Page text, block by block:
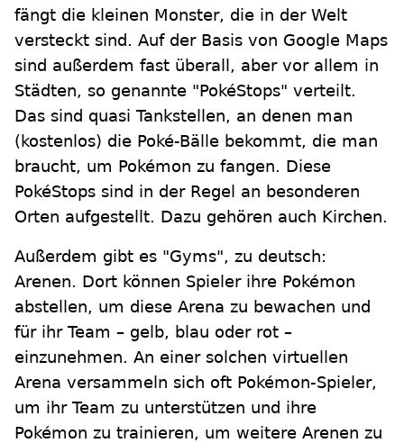
fängt die kleinen Monster, die in der Welt
versteckt sind. Auf der Basis von Google Maps
sind außerdem fast überall, aber vor allem in
Städten, so genannte "PokéStops" verteilt.
Das sind quasi Tankstellen, an denen man
(kostenlos) die Poké-Bälle bekommt, die man
braucht, um Pokémon zu fangen. Diese
PokéStops sind in der Regel an besonderen
Orten aufgestellt. Dazu gehören auch Kirchen.
Außerdem gibt es "Gyms", zu deutsch:
Arenen. Dort können Spieler ihre Pokémon
abstellen, um diese Arena zu bewachen und
für ihr Team – gelb, blau oder rot –
einzunehmen. An einer solchen virtuellen
Arena versammeln sich oft Pokémon-Spieler,
um ihr Team zu unterstützen und ihre
Pokémon zu trainieren, um weitere Arenen zu